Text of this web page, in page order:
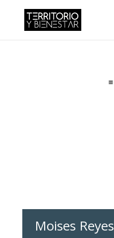
Moises Reyes